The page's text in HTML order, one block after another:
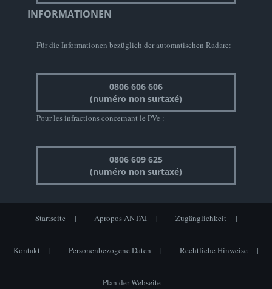
INFORMATIONEN
Für die Informationen bezüglich der automatischen Radare:
0806 606 606
(numéro non surtaxé)
Pour les infractions concernant le PVe :
0806 609 625
(numéro non surtaxé)
Startseite Apropos ANTAI Zugänglichkeit
Kontakt Personenbezogene Daten Rechtliche Hinweise
Plan der Webseite